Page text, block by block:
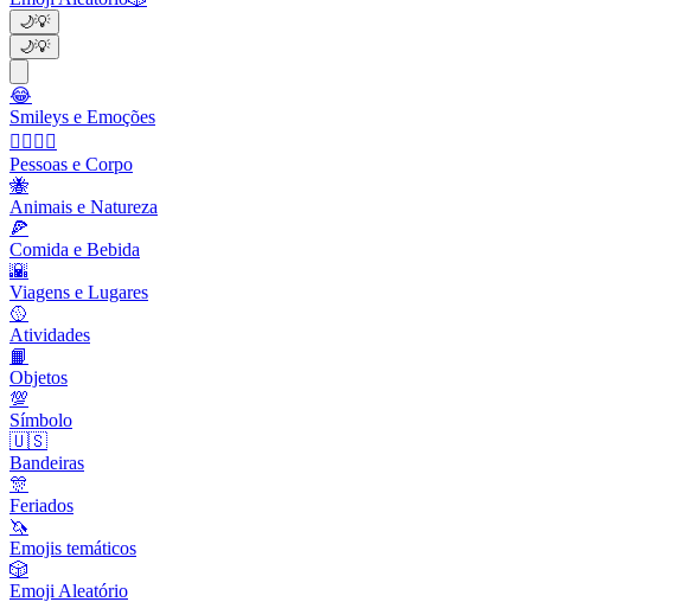
🌙💡
🌙💡
😂
Smileys e Emoções
👩‍❤️‍💋‍👨
Pessoas e Corpo
🐝
Animais e Natureza
🍕
Comida e Bebida
🌇
Viagens e Lugares
🥎
Atividades
📙
Objetos
💯
Símbolo
🇺🇸
Bandeiras
🎊
Feriados
🦄
Emojis temáticos
🎲
Emoji Aleatório